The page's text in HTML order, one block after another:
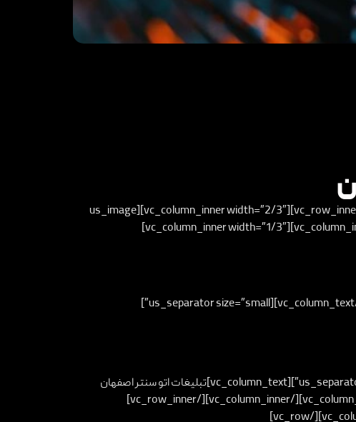
[vc_row][vc_column][vc_row_inner gap=”35″][vc_column_inner width=”2/3″][us_image
image=”12848″ size=”full”][/vc_column_inner][vc_column_inner width=”1/3″]
اتو سنتر اصفهان ارائه دهنده خودرو[/vc_column_text][us_separator size=”small”]
[/vc_column_text][us_separator size=”small”][vc_column_text]تبلیغات اتو سنتر اصفهان
[/vc_column_text][/vc_column_inner][/vc_row_inner]